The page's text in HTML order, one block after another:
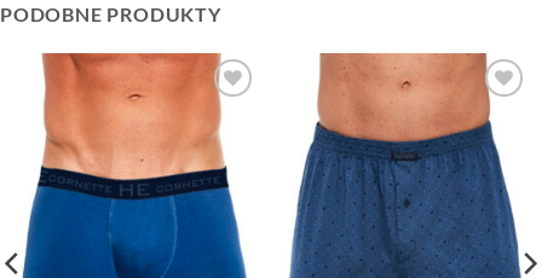
PODOBNE PRODUKTY